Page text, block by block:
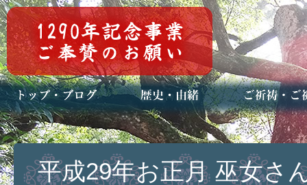
トップページ
ブログ(日々八百万)
お知らせ一覧 歴史・ご祭神
年中行事
メディア掲載 ご祈祷・ご祈
安産祈願
初宮参り
七五三詣
長寿のお祝い
神前結婚式
厄祓い・方位
車のお祓い
地鎮祭
神葬祭（神式
平成29年お正月 巫女さ